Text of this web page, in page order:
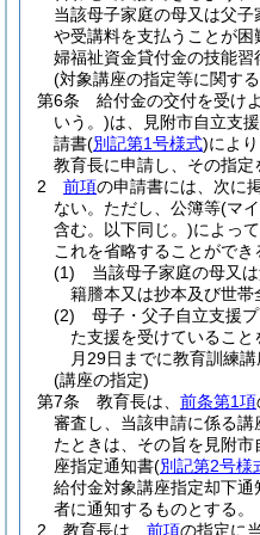
当該母子家庭の母又は父
や受講料を支払うことが
婦福祉資金貸付金の技能習
(対象講座の指定等に関す
第6条
給付金の交付を受け
いう。)は、見附市自立支
請書(別記第1号様式)によ
教育長に申請し、その指定
2
前項の申請書には、次に
ない。 ただし、公簿等(マ
含む。以下同じ。)によっ
これを省略することができ
(1)
当該母子家庭の母又
籍謄本又は抄本及び世帯
(2)
母子・父子自立支援
た支援を受けていること
月29日までに教育訓練
(講座の指定)
第7条
教育長は、 前条第1項
審査し、当該申請に係る
たときは、その旨を見附
座指定通知書(別記第2号様
給付金対象講座指定却下通
者に通知するものとする。
2
教育長は、 前項の指定に